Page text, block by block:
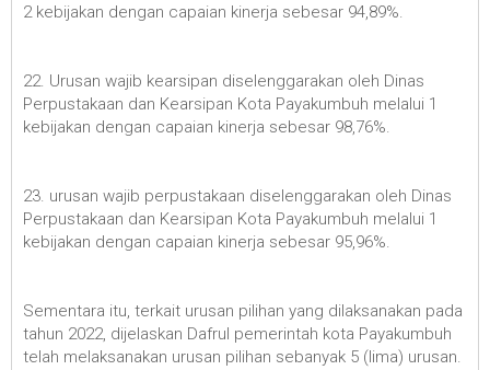
2 kebijakan dengan capaian kinerja sebesar 94,89%.
22. Urusan wajib kearsipan diselenggarakan oleh Dinas
Perpustakaan dan Kearsipan Kota Payakumbuh melalui 1
kebijakan dengan capaian kinerja sebesar 98,76%.
23. urusan wajib perpustakaan diselenggarakan oleh Dinas
Perpustakaan dan Kearsipan Kota Payakumbuh melalui 1
kebijakan dengan capaian kinerja sebesar 95,96%.
Sementara itu, terkait urusan pilihan yang dilaksanakan pada
tahun 2022, dijelaskan Dafrul pemerintah kota Payakumbuh
telah melaksanakan urusan pilihan sebanyak 5 (lima) urusan.